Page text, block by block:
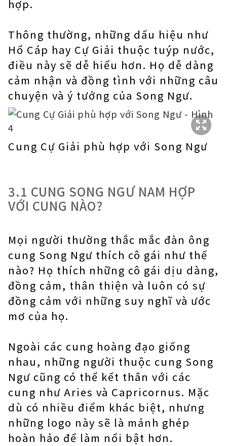
hợp.
Thông thường, những dấu hiệu như
Hổ Cáp hay Cự Giải thuộc tuýp nước,
điều này sẽ dễ hiểu hơn. Họ dễ dàng
cảm nhận và đồng tình với những câu
chuyện và ý tưởng của Song Ngư.
Cung Cự Giải phù hợp với Song Ngư
3.1 CUNG SONG NGƯ NAM HỢP
VỚI CUNG NÀO?
Mọi người thường thắc mắc đàn ông
cung Song Ngư thích cô gái như thế
nào? Họ thích những cô gái dịu dàng,
đồng cảm, thân thiện và luôn có sự
đồng cảm với những suy nghĩ và ước
mơ của họ.
Ngoài các cung hoàng đạo giống
nhau, những người thuộc cung Song
Ngư cũng có thể kết thân với các
cung như Aries và Capricornus. Mặc
dù có nhiều điểm khác biệt, nhưng
những logo này sẽ là mảnh ghép
hoàn hảo để làm nổi bật hơn.